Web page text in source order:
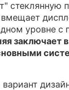
стеклянную
вмещает
уровне с
заключает